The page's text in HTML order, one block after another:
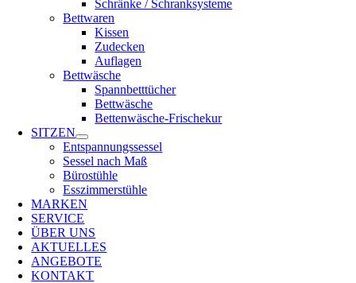
Schränke / Schranksysteme
Bettwaren
Kissen
Zudecken
Auflagen
Bettwäsche
Spannbetttücher
Bettwäsche
Bettenwäsche-Frischekur
SITZEN
Entspannungssessel
Sessel nach Maß
Bürostühle
Esszimmerstühle
MARKEN
SERVICE
ÜBER UNS
AKTUELLES
ANGEBOTE
KONTAKT